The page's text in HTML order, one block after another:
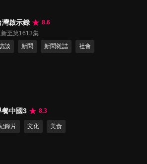
灣啟示錄
8.6
新至第1613集
談
新聞 新聞雜誌 社會
餐中國3 8.3
錄片 文化 美食